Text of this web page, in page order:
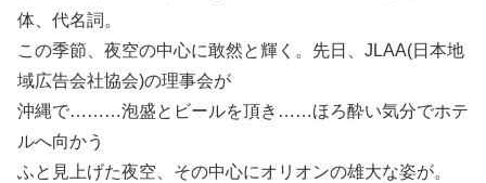
体、代名詞。
この季節、夜空の中心に敢然と輝く。先日、JLAA(日本地
域広告会社協会)の理事会が
沖縄で………泡盛とビールを頂き……ほろ酔い気分でホテ
ルへ向かう
ふと見上げた夜空、その中心にオリオンの雄大な姿が。